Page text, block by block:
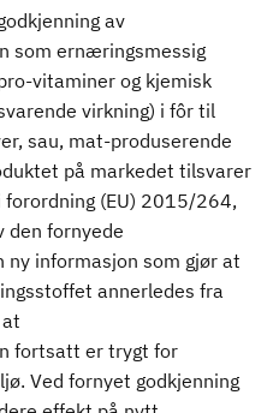
av
som ernæringsmessig
vitaminer og kjemisk
virkning) i fôr til
sau, mat-produserende
på markedet tilsvarer
(EU) 2015/264,
den fornyede
ny informasjon som gjør at
annerledes fra
fortsatt er trygt for
Ved fornyet godkjenning